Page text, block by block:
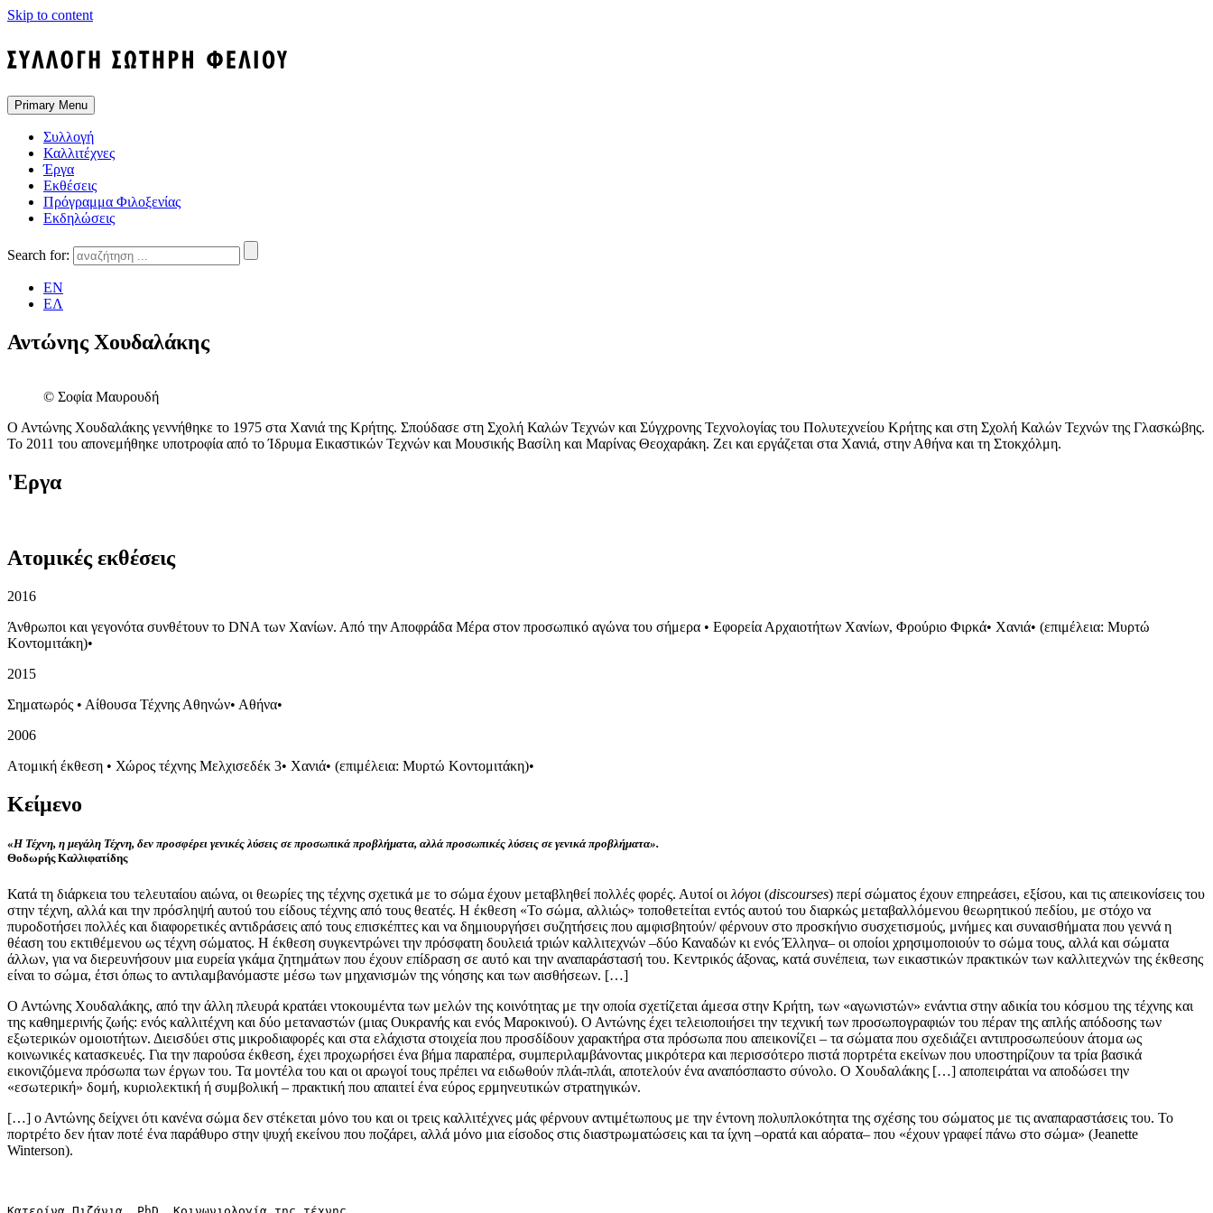
Skip to content
Primary Menu
Συλλογή
Καλλιτέχνες
Έργα
Εκθέσεις
Πρόγραμμα Φιλοξενίας
Εκδηλώσεις
Search for:
EN
ΕΛ
Αντώνης Χουδαλάκης
© Σοφία Μαυρουδή
Ο Αντώνης Χουδαλάκης γεννήθηκε το 1975 στα Χανιά της Κρήτης. Σπούδασε στη Σχολή Καλών Τεχνών και Σύγχρονης Τεχνολογίας του Πολυτεχνείου Κρήτης και στη Σχολή Καλών Τεχνών της Γλασκώβης.
Το 2011 του απονεμήθηκε υποτροφία από το Ίδρυμα Εικαστικών Τεχνών και Μουσικής Βασίλη και Μαρίνας Θεοχαράκη. Ζει και εργάζεται στα Χανιά, στην Αθήνα και τη Στοκχόλμη.
'Εργα
Ατομικές εκθέσεις
2016
Άνθρωποι και γεγονότα συνθέτουν το DNA των Χανίων. Από την Αποφράδα Μέρα στον προσωπικό αγώνα του σήμερα • Εφορεία Αρχαιοτήτων Χανίων, Φρούριο Φιρκά• Χανιά• (επιμέλεια: Μυρτώ
Κοντομιτάκη)•
2015
Σηματωρός • Αίθουσα Τέχνης Αθηνών• Αθήνα•
2006
Ατομική έκθεση • Χώρος τέχνης Μελχισεδέκ 3• Χανιά• (επιμέλεια: Μυρτώ Κοντομιτάκη)•
Κείμενο
«Η Τέχνη, η μεγάλη Τέχνη, δεν προσφέρει γενικές λύσεις σε προσωπικά προβλήματα, αλλά προσωπικές λύσεις σε γενικά προβλήματα».
Θοδωρής Καλλιφατίδης
Κατά τη διάρκεια του τελευταίου αιώνα, οι θεωρίες της τέχνης σχετικά με το σώμα έχουν μεταβληθεί πολλές φορές. Αυτοί οι λόγοι (discourses) περί σώματος έχουν επηρεάσει, εξίσου, και τις απεικονίσεις του
στην τέχνη, αλλά και την πρόσληψή αυτού του είδους τέχνης από τους θεατές. Η έκθεση «Το σώμα, αλλιώς» τοποθετείται εντός αυτού του διαρκώς μεταβαλλόμενου θεωρητικού πεδίου, με στόχο να
πυροδοτήσει πολλές και διαφορετικές αντιδράσεις από τους επισκέπτες και να δημιουργήσει συζητήσεις που αμφισβητούν/ φέρνουν στο προσκήνιο συσχετισμούς, μνήμες και συναισθήματα που γεννά η
θέαση του εκτιθέμενου ως τέχνη σώματος. Η έκθεση συγκεντρώνει την πρόσφατη δουλειά τριών καλλιτεχνών –δύο Καναδών κι ενός Έλληνα– οι οποίοι χρησιμοποιούν το σώμα τους, αλλά και σώματα
άλλων, για να διερευνήσουν μια ευρεία γκάμα ζητημάτων που έχουν επίδραση σε αυτό και την αναπαράστασή του. Κεντρικός άξονας, κατά συνέπεια, των εικαστικών πρακτικών των καλλιτεχνών της έκθεσης
είναι το σώμα, έτσι όπως το αντιλαμβανόμαστε μέσω των μηχανισμών της νόησης και των αισθήσεων. […]
Ο Αντώνης Χουδαλάκης, από την άλλη πλευρά κρατάει ντοκουμέντα των μελών της κοινότητας με την οποία σχετίζεται άμεσα στην Κρήτη, των «αγωνιστών» ενάντια στην αδικία του κόσμου της τέχνης και
της καθημερινής ζωής: ενός καλλιτέχνη και δύο μεταναστών (μιας Ουκρανής και ενός Μαροκινού). Ο Αντώνης έχει τελειοποιήσει την τεχνική των προσωπογραφιών του πέραν της απλής απόδοσης των
εξωτερικών ομοιοτήτων. Διεισδύει στις μικροδιαφορές και στα ελάχιστα στοιχεία που προσδίδουν χαρακτήρα στα πρόσωπα που απεικονίζει – τα σώματα που σχεδιάζει αντιπροσωπεύουν άτομα ως
κοινωνικές κατασκευές. Για την παρούσα έκθεση, έχει προχωρήσει ένα βήμα παραπέρα, συμπεριλαμβάνοντας μικρότερα και περισσότερο πιστά πορτρέτα εκείνων που υποστηρίζουν τα τρία βασικά
εικονιζόμενα πρόσωπα των έργων του. Τα μοντέλα του και οι αρωγοί τους πρέπει να ειδωθούν πλάι-πλάι, αποτελούν ένα αναπόσπαστο σύνολο. Ο Χουδαλάκης […] αποπειράται να αποδώσει την
«εσωτερική» δομή, κυριολεκτική ή συμβολική – πρακτική που απαιτεί ένα εύρος ερμηνευτικών στρατηγικών.
[…] ο Αντώνης δείχνει ότι κανένα σώμα δεν στέκεται μόνο του και οι τρεις καλλιτέχνες μάς φέρνουν αντιμέτωπους με την έντονη πολυπλοκότητα της σχέσης του σώματος με τις αναπαραστάσεις του. Το
πορτρέτο δεν ήταν ποτέ ένα παράθυρο στην ψυχή εκείνου που ποζάρει, αλλά μόνο μια είσοδος στις διαστρωματώσεις και τα ίχνη –ορατά και αόρατα– που «έχουν γραφεί πάνω στο σώμα» (Jeanette
Winterson).